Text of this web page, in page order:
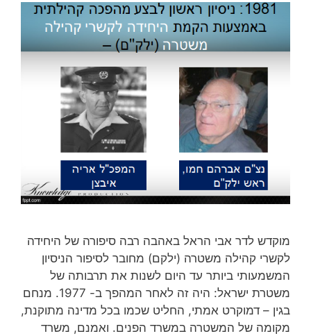
מוקדש לדר אבי הראל באהבה רבה סיפורה של היחידה
לקשרי קהילה משטרה (ילקם) מחובר לסיפור הניסיון
המשמעותי ביותר עד היום לשנות את תרבותה של
משטרת ישראל: היה זה לאחר המהפך ב- 1977. מנחם
בגין – דמוקרט אמתי, החליט שכמו בכל מדינה מתוקנת,
מקומה של המשטרה במשרד הפנים. ואמנם, משרד